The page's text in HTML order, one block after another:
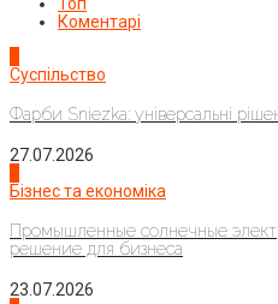
Коментарі
Суспільство
Фарби Sniezka: універсальні
27.07.2026
Бізнес та економіка
Промышленные солнечные
решение для бизнеса
23.07.2026